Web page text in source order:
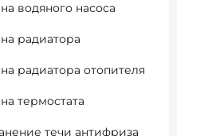
водяного насоса
радиатора
радиатора отопителя
термостата
течи антифриза